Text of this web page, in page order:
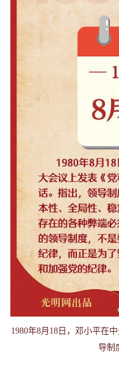
1980年8月18日，邓小平在
导制